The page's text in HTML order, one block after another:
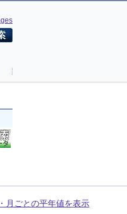
月ごとの平年値を表示